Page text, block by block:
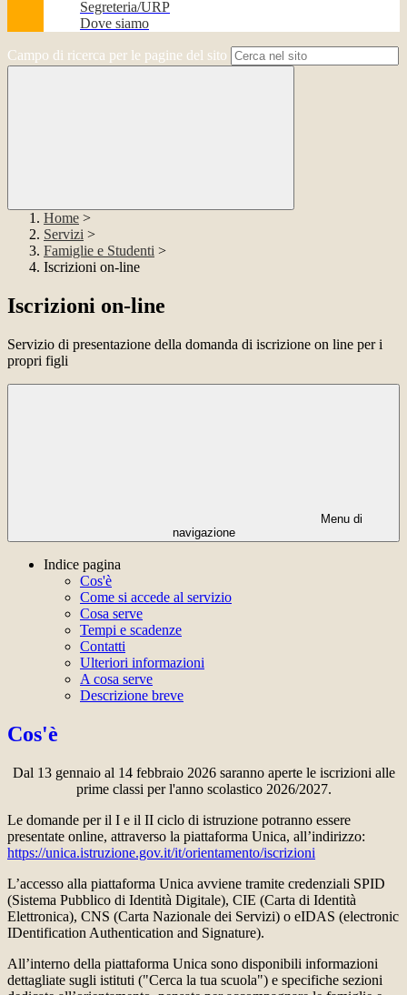
Segreteria/URP
Dove siamo
Campo di ricerca per le pagine del sito
Home >
Servizi >
Famiglie e Studenti >
Iscrizioni on-line
Iscrizioni on-line
Servizio di presentazione della domanda di iscrizione on line per i
propri figli
Menu di
navigazione
Indice pagina
Cos'è
Come si accede al servizio
Cosa serve
Tempi e scadenze
Contatti
Ulteriori informazioni
A cosa serve
Descrizione breve
Cos'è
Dal 13 gennaio al 14 febbraio 2026 saranno aperte le iscrizioni alle
prime classi per l'anno scolastico 2026/2027.
Le domande per il I e il II ciclo di istruzione potranno essere
presentate online, attraverso la piattaforma Unica, all’indirizzo:
https://unica.istruzione.gov.it/it/orientamento/iscrizioni
L’accesso alla piattaforma Unica avviene tramite credenziali SPID
(Sistema Pubblico di Identità Digitale), CIE (Carta di Identità
Elettronica), CNS (Carta Nazionale dei Servizi) o eIDAS (electronic
IDentification Authentication and Signature).
All’interno della piattaforma Unica sono disponibili informazioni
dettagliate sugli istituti ("Cerca la tua scuola") e specifiche sezioni